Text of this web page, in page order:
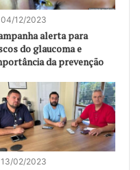
04/12/2023
alerta para
do glaucoma e
da prevenção
13/02/2023